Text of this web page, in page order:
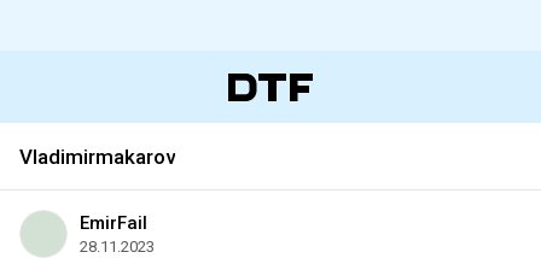
Vladimirmakarov
EmirFail
28.11.2023